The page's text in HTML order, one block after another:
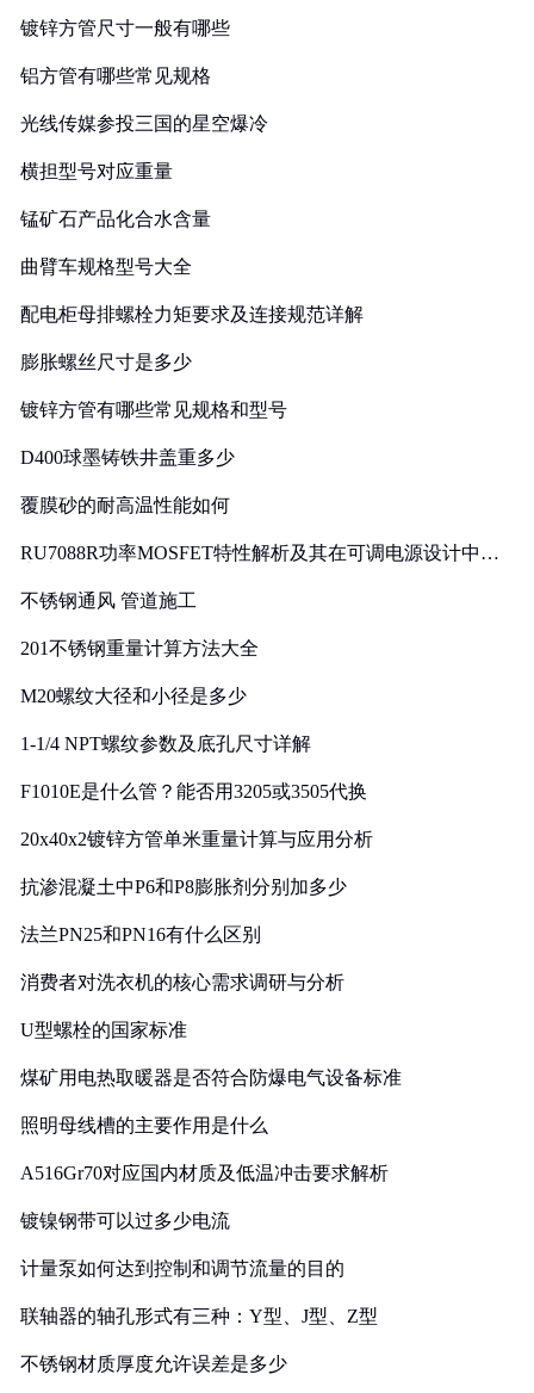
镀锌方管尺寸一般有哪些
铝方管有哪些常见规格
光线传媒参投三国的星空爆冷
横担型号对应重量
锰矿石产品化合水含量
曲臂车规格型号大全
配电柜母排螺栓力矩要求及连接规范详解
膨胀螺丝尺寸是多少
镀锌方管有哪些常见规格和型号
D400球墨铸铁井盖重多少
覆膜砂的耐高温性能如何
RU7088R功率MOSFET特性解析及其在可调电源设计中的
不锈钢通风 管道施工
201不锈钢重量计算方法大全
M20螺纹大径和小径是多少
1-1/4 NPT螺纹参数及底孔尺寸详解
F1010E是什么管？能否用3205或3505代换
20x40x2镀锌方管单米重量计算与应用分析
抗渗混凝土中P6和P8膨胀剂分别加多少
法兰PN25和PN16有什么区别
消费者对洗衣机的核心需求调研与分析
U型螺栓的国家标准
煤矿用电热取暖器是否符合防爆电气设备标准
照明母线槽的主要作用是什么
A516Gr70对应国内材质及低温冲击要求解析
镀镍钢带可以过多少电流
计量泵如何达到控制和调节流量的目的
联轴器的轴孔形式有三种：Y型、J型、Z型
不锈钢材质厚度允许误差是多少